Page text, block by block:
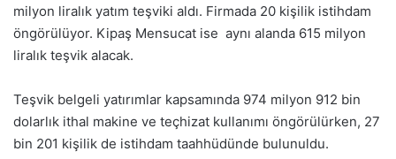
milyon liralık yatım teşviki aldı. Firmada 20 kişilik istihdam
öngörülüyor. Kipaş Mensucat ise aynı alanda 615 milyon
liralık teşvik alacak.
Teşvik belgeli yatırımlar kapsamında 974 milyon 912 bin
dolarlık ithal makine ve teçhizat kullanımı öngörülürken, 27
bin 201 kişilik de istihdam taahhüdünde bulunuldu.